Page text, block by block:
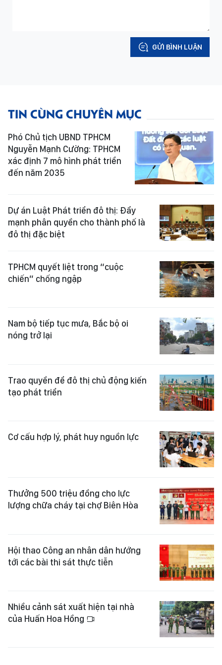
GỬI BÌNH LUẬN
TIN CÙNG CHUYÊN MỤC
Phó Chủ tịch UBND TPHCM
Nguyễn Mạnh Cường: TPHCM
xác định 7 mô hình phát triển
đến năm 2035
Dự án Luật Phát triển đô thị: Đẩy
mạnh phân quyền cho thành phố là
đô thị đặc biệt
TPHCM quyết liệt trong “cuộc
chiến” chống ngập
Nam bộ tiếp tục mưa, Bắc bộ oi
nóng trở lại
Trao quyền để đô thị chủ động kiến
tạo phát triển
Cơ cấu hợp lý, phát huy nguồn lực
Thưởng 500 triệu đồng cho lực
lượng chữa cháy tại chợ Biên Hòa
Hội thao Công an nhân dân hướng
tới các bài thi sát thực tiễn
Nhiều cảnh sát xuất hiện tại nhà
của Huấn Hoa Hồng